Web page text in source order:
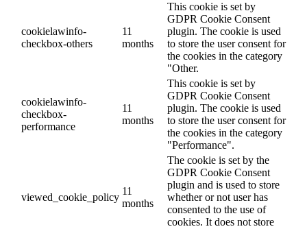
cookielawinfo-
checkbox-others
11
months
This cookie is set by
GDPR Cookie Consent
plugin. The cookie is used
to store the user consent for
the cookies in the category
"Other.
cookielawinfo-
checkbox-
performance
11
months
This cookie is set by
GDPR Cookie Consent
plugin. The cookie is used
to store the user consent for
the cookies in the category
"Performance".
viewed_cookie_policy
11
months
The cookie is set by the
GDPR Cookie Consent
plugin and is used to store
whether or not user has
consented to the use of
cookies. It does not store